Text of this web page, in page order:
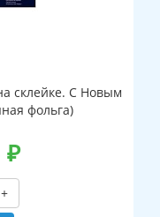
склейке. С Новым
фольга)
₽
+